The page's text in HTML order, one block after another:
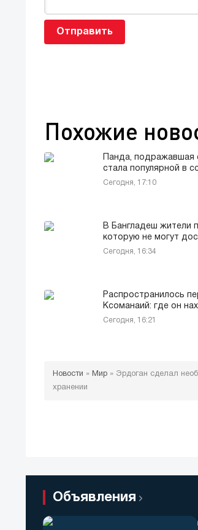
Отправить
Похожие
Панда, подражавшая
стала популярной в
Сегодня, 17:10
В Бангладеш жители
которую не могут
Сегодня, 16:34
Распространилось
Ксоманаий: где он
Сегодня, 16:21
Новости » Мир » Эрдоган сделал
хранении
Объявления